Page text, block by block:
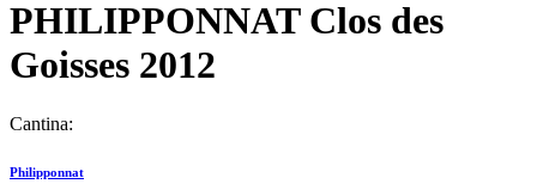
PHILIPPONNAT Clos des
Goisses 2012
Cantina:
Philipponnat